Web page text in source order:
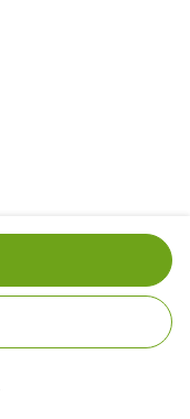
Bereiding